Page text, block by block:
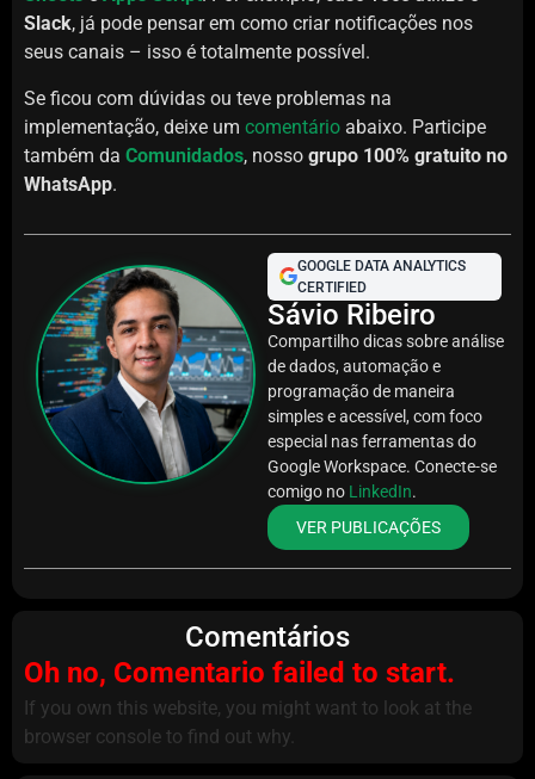
Slack, já pode pensar em como criar notificações nos
seus canais – isso é totalmente possível.
Se ficou com dúvidas ou teve problemas na
implementação, deixe um comentário abaixo. Participe
também da Comunidados, nosso grupo 100% gratuito no
WhatsApp.
GOOGLE DATA ANALYTICS
CERTIFIED
Sávio Ribeiro
Compartilho dicas sobre análise
de dados, automação e
programação de maneira
simples e acessível, com foco
especial nas ferramentas do
Google Workspace. Conecte-se
comigo no LinkedIn.
VER PUBLICAÇÕES
Comentários
Oh no, Comentario failed to start.
If you own this website, you might want to look at the
browser console to find out why.